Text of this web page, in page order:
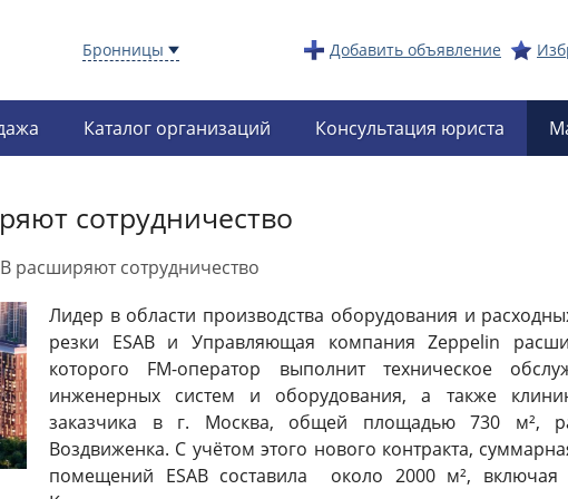
Бронницы Добавить объявление
Каталог организаций Консультация юриста
сотрудничество
расширяют сотрудничество
Лидер в области производства оборудования и
резки ESAB и Управляющая компания Zeppelin
которого FM-оператор выполнит техническое
инженерных систем и оборудования, а также
заказчика в г. Москва, общей площадью 730 м²,
Воздвиженка. С учётом этого нового контракта,
помещений ESAB составила около 2000 м², включая